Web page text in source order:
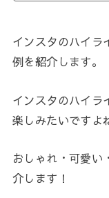
インスタのハイラ
例を紹介します。
インスタのハイラ
楽しみたいですよ
おしゃれ・可愛い
介します！